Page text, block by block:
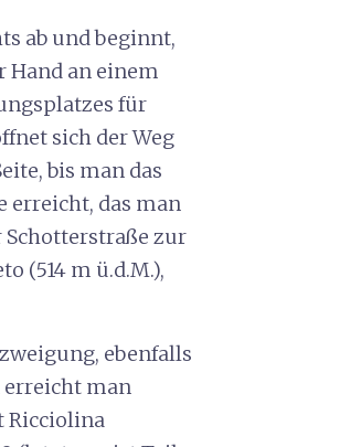
ab und beginnt,
Hand an einem
für
sich der Weg
bis man das
das man
zur
(514 m ü.d.M.),
ebenfalls
erreicht man
Ricciolina